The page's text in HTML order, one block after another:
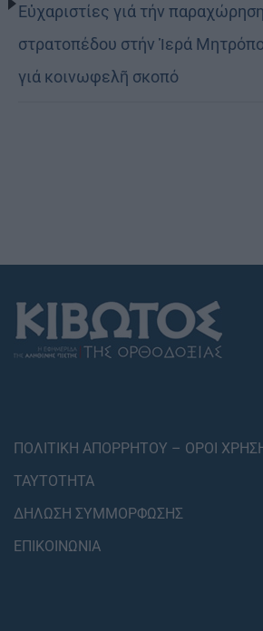
Εὐχαριστίες γιά τήν
στρατοπέδου στήν Ἱερά
γιά κοινωφελῆ σκοπό
ΠΟΛΙΤΙΚΗ ΑΠΟΡΡΗΤΟΥ – ΟΡΟΙ
ΤΑΥΤΟΤΗΤΑ
ΔΗΛΩΣΗ ΣΥΜΜΟΡΦΩΣΗΣ
ΕΠΙΚΟΙΝΩΝΙΑ